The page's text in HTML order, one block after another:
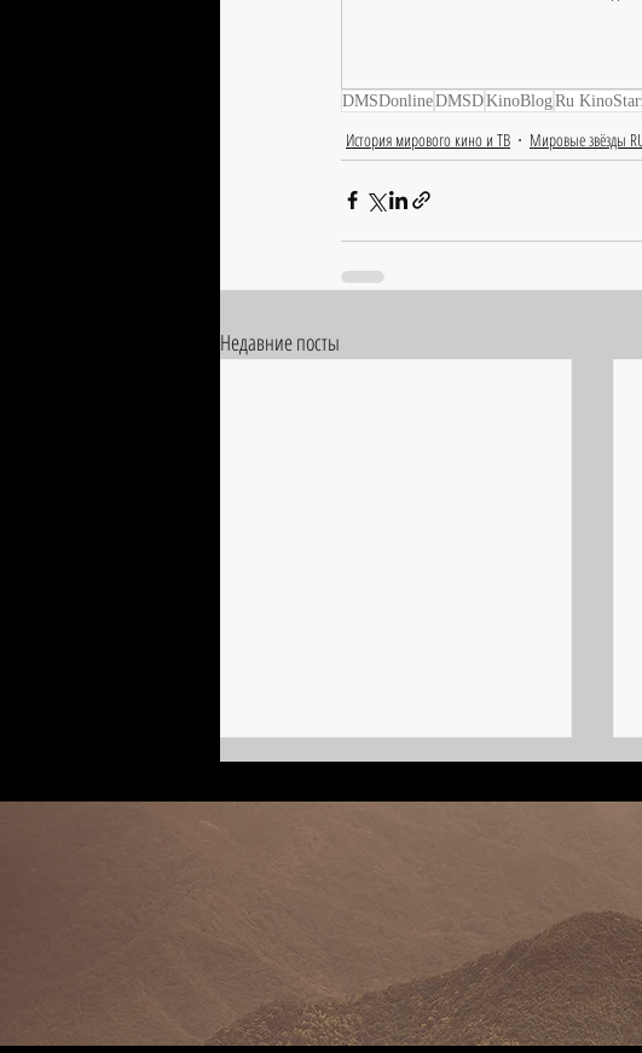
DMSDonlineDMSDKinoBlogRu
История мирового кино и ТВ Мировые звёзды
Недавние посты
Казаки в городе | Марта фон
Коссатски, кинобиография